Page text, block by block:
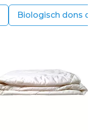
Biologisch dons